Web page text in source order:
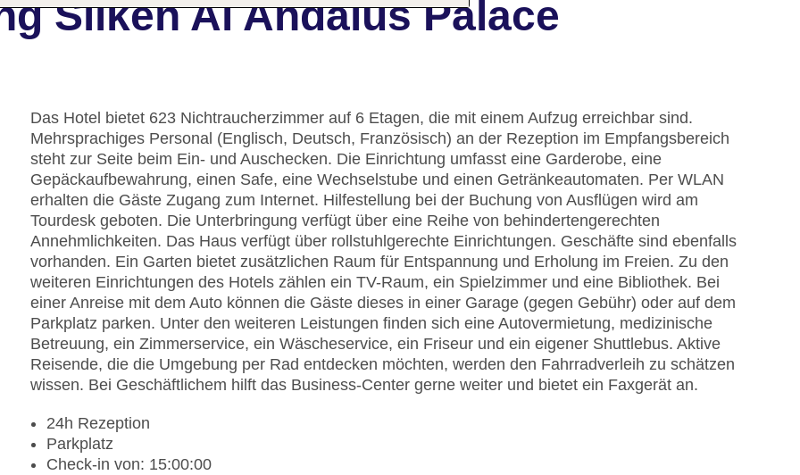
Silken Al Andalus Palace
Das Hotel bietet 623 Nichtraucherzimmer auf 6 Etagen, die mit einem Aufzug erreichbar sind.
Mehrsprachiges Personal (Englisch, Deutsch, Französisch) an der Rezeption im Empfangsbereich
steht zur Seite beim Ein- und Auschecken. Die Einrichtung umfasst eine Garderobe, eine
Gepäckaufbewahrung, einen Safe, eine Wechselstube und einen Getränkeautomaten. Per WLAN
erhalten die Gäste Zugang zum Internet. Hilfestellung bei der Buchung von Ausflügen wird am
Tourdesk geboten. Die Unterbringung verfügt über eine Reihe von behindertengerechten
Annehmlichkeiten. Das Haus verfügt über rollstuhlgerechte Einrichtungen. Geschäfte sind ebenfalls
vorhanden. Ein Garten bietet zusätzlichen Raum für Entspannung und Erholung im Freien. Zu den
weiteren Einrichtungen des Hotels zählen ein TV-Raum, ein Spielzimmer und eine Bibliothek. Bei
einer Anreise mit dem Auto können die Gäste dieses in einer Garage (gegen Gebühr) oder auf dem
Parkplatz parken. Unter den weiteren Leistungen finden sich eine Autovermietung, medizinische
Betreuung, ein Zimmerservice, ein Wäscheservice, ein Friseur und ein eigener Shuttlebus. Aktive
Reisende, die die Umgebung per Rad entdecken möchten, werden den Fahrradverleih zu schätzen
wissen. Bei Geschäftlichem hilft das Business-Center gerne weiter und bietet ein Faxgerät an.
24h Rezeption
Parkplatz
Check-in von: 15:00:00